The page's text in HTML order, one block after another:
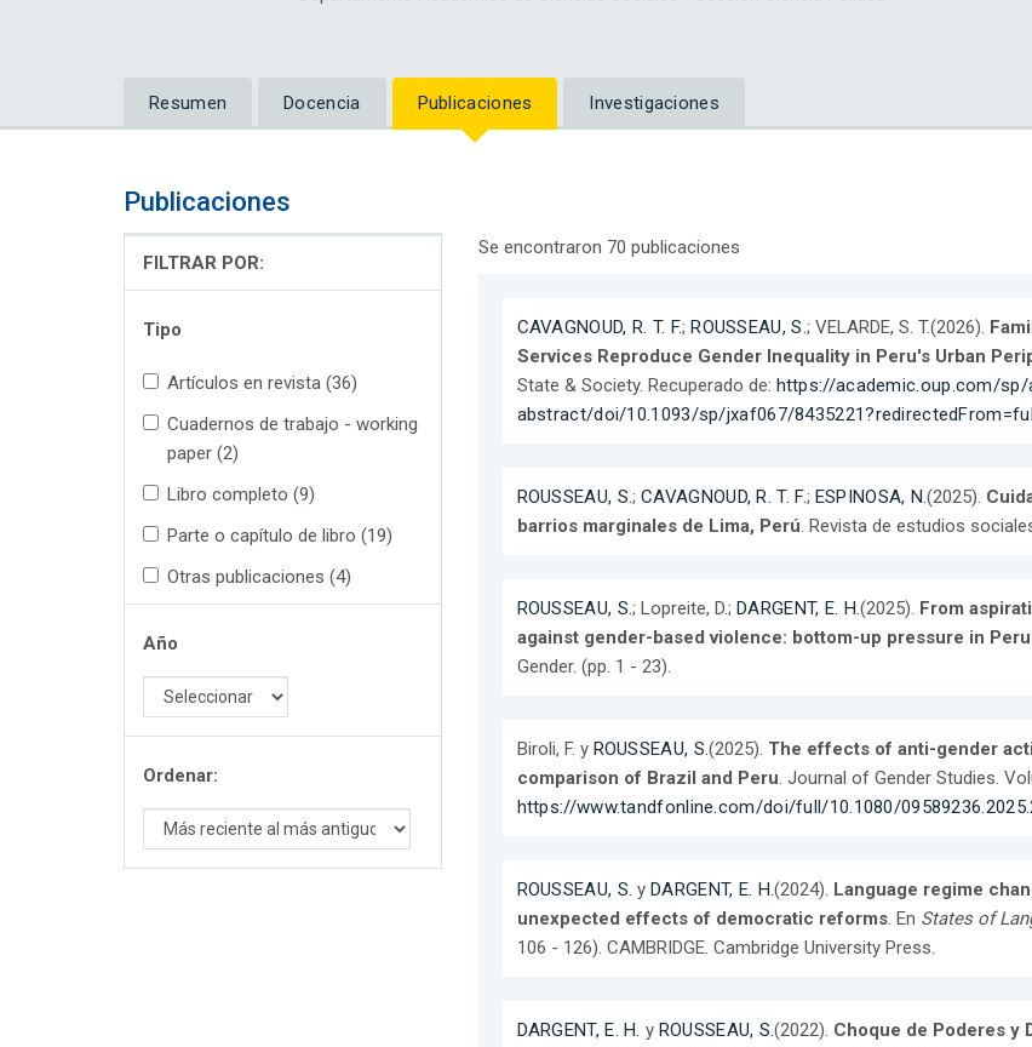
Resumen Docencia Publicaciones Investigaciones
Publicaciones
FILTRAR POR:
Tipo
Artículos en revista (36)
Cuadernos de trabajo - working
paper (2)
Libro completo (9)
Parte o capítulo de libro (19)
Otras publicaciones (4)
Año
Ordenar:
Se encontraron 70 publicaciones
CAVAGNOUD, R. T. F.; ROUSSEAU, S.; VELARDE, S. T.(2026).
Services Reproduce Gender Inequality in Peru's Urban
State & Society. Recuperado de: https://academic.oup.com/
abstract/doi/10.1093/sp/jxaf067/
ROUSSEAU, S.;CAVAGNOUD, R. T. F.; ESPINOSA, N.(2025).
barrios marginales de Lima, Perú. Revista de estudios
ROUSSEAU, S.; Lopreite, D.; DARGENT, E. H.(2025). From
against gender-based violence: bottom-up pressure in
Gender. (pp. 1 - 23).
Biroli, F. y ROUSSEAU, S.(2025). The effects of anti-gender
comparison of Brazil and Peru. Journal of Gender Studies.
https://www.tandfonline.com/doi/full/10.1080/
ROUSSEAU, S. y DARGENT, E. H.(2024). Language regime
unexpected effects of democratic reforms. En States of
106 - 126). CAMBRIDGE. Cambridge University Press.
DARGENT, E. H. y ROUSSEAU, S.(2022). Choque de Poderes y